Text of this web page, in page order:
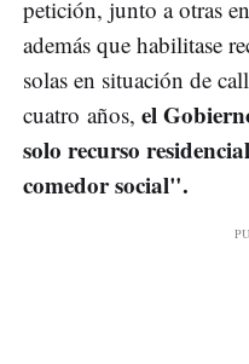
petición, junto a otras
además que habilitase
solas en situación de
cuatro años, el
solo recurso
comedor social".